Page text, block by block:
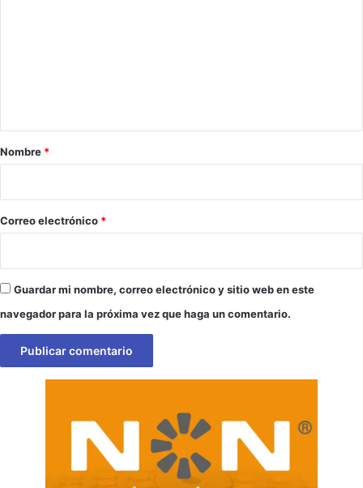
r
*
Nombre *
Correo electrónico *
Guardar mi nombre, correo electrónico y sitio web en este
navegador para la próxima vez que haga un comentario.